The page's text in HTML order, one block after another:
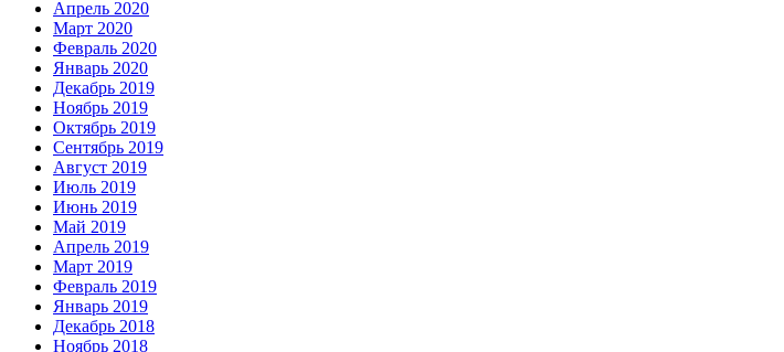
Апрель 2020
Март 2020
Февраль 2020
Январь 2020
Декабрь 2019
Ноябрь 2019
Октябрь 2019
Сентябрь 2019
Август 2019
Июль 2019
Июнь 2019
Май 2019
Апрель 2019
Март 2019
Февраль 2019
Январь 2019
Декабрь 2018
Ноябрь 2018